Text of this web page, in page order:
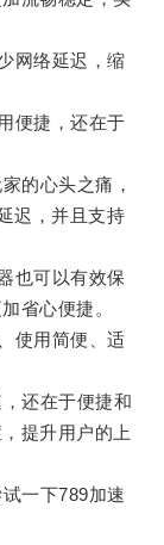
网络延迟，缩
便捷，还在于
的心头之痛，
迟，并且支持
也可以有效保
省心便捷。
使用简便、适
还在于便捷和
提升用户的上
一下789加速